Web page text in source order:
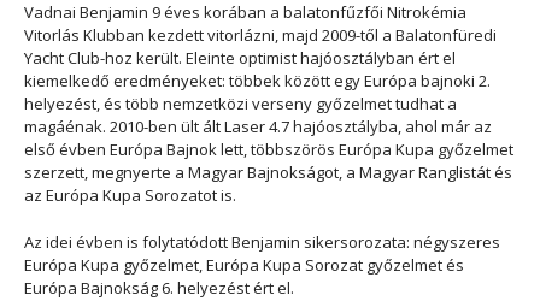
Vadnai Benjamin 9 éves korában a balatonfűzfői Nitrokémia
Vitorlás Klubban kezdett vitorlázni, majd 2009-től a Balatonfüredi
Yacht Club-hoz került. Eleinte optimist hajóosztályban ért el
kiemelkedő eredményeket: többek között egy Európa bajnoki 2.
helyezést, és több nemzetközi verseny győzelmet tudhat a
magáénak. 2010-ben ült ált Laser 4.7 hajóosztályba, ahol már az
első évben Európa Bajnok lett, többszörös Európa Kupa győzelmet
szerzett, megnyerte a Magyar Bajnokságot, a Magyar Ranglistát és
az Európa Kupa Sorozatot is.
Az idei évben is folytatódott Benjamin sikersorozata: négyszeres
Európa Kupa győzelmet, Európa Kupa Sorozat győzelmet és
Európa Bajnokság 6. helyezést ért el.